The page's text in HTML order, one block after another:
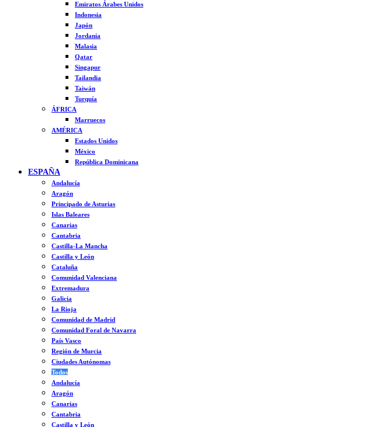
Emiratos Árabes Unidos
Indonesia
Japón
Jordania
Malasia
Qatar
Singapur
Tailandia
Taiwán
Turquía
ÁFRICA
Marruecos
AMÉRICA
Estados Unidos
México
República Dominicana
ESPAÑA
Andalucía
Aragón
Principado de Asturias
Islas Baleares
Canarias
Cantabria
Castilla-La Mancha
Castilla y León
Cataluña
Comunidad Valenciana
Extremadura
Galicia
La Rioja
Comunidad de Madrid
Comunidad Foral de Navarra
País Vasco
Región de Murcia
Ciudades Autónomas
Todos
Andalucía
Aragón
Canarias
Cantabria
Castilla y León